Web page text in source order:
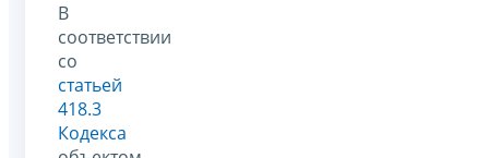
В
соответствии
со
статьей
418.3
Кодекса